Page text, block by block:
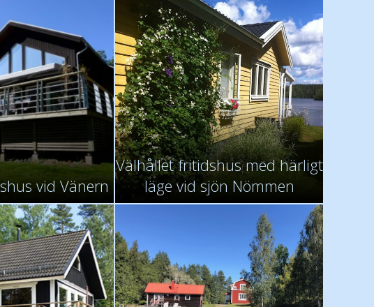
vid Vänern
Välhållet fritidshus med härligt
läge vid sjön Nömmen